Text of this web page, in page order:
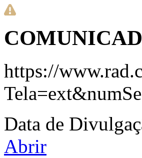
https://
Data de
Abrir